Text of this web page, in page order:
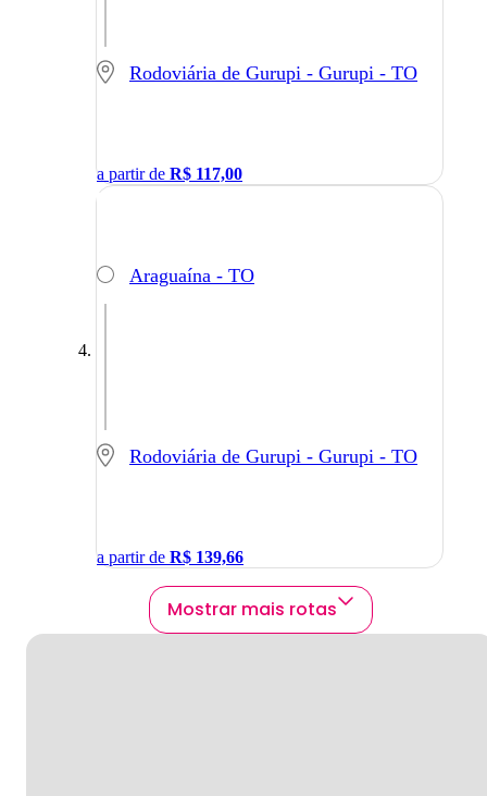
Rodoviária de Gurupi - Gurupi - TO
a partir de R$ 117,00
Araguaína - TO
Rodoviária de Gurupi - Gurupi - TO
a partir de R$ 139,66
Mostrar mais rotas